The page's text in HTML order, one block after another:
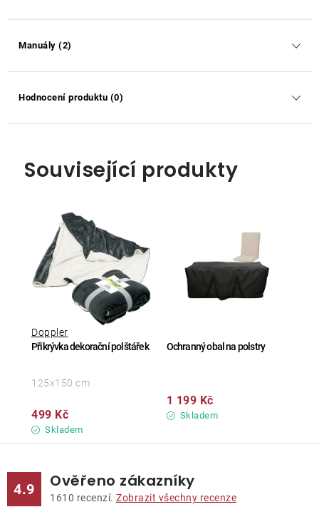
Manuály (2)
Hodnocení produktu (0)
Související produkty
Přikrývka dekorační polštářek
Doppler
Skladem
499 Kč
125x150 cm
Ochranný obal na polstry
Skladem
1 199 Kč
4.9 Ověřeno zákazníky
1610 recenzí. Zobrazit všechny recenze